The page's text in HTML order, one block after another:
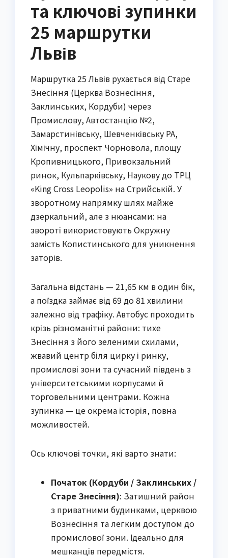
та ключові зупинки
25 маршрутки
Львів
Маршрутка 25 Львів рухається від Старе
Знесіння (Церква Вознесіння,
Заклинських, Кордуби) через
Промислову, Автостанцію №2,
Замарстинівську, Шевченківську РА,
Хімічну, проспект Чорновола, площу
Кропивницького, Привокзальний
ринок, Кульпарківську, Наукову до ТРЦ
«King Cross Leopolis» на Стрийській. У
зворотному напрямку шлях майже
дзеркальний, але з нюансами: на
звороті використовують Окружну
замість Копистинського для уникнення
заторів.
Загальна відстань — 21,65 км в один бік,
а поїздка займає від 69 до 81 хвилини
залежно від трафіку. Автобус проходить
крізь різноманітні райони: тихе
Знесіння з його зеленими схилами,
жвавий центр біля цирку і ринку,
промислові зони та сучасний південь з
університетськими корпусами й
торговельними центрами. Кожна
зупинка — це окрема історія, повна
можливостей.
Ось ключові точки, які варто знати:
Початок (Кордуби / Заклинських /
Старе Знесіння): Затишний район
з приватними будинками, церквою
Вознесіння та легким доступом до
промислової зони. Ідеально для
мешканців передмістя.